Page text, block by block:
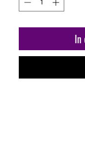
In